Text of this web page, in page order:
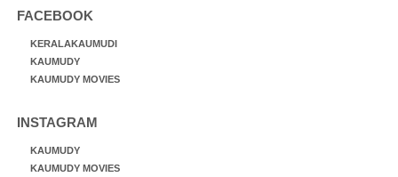
FACEBOOK
KERALAKAUMUDI
KAUMUDY
KAUMUDY MOVIES
INSTAGRAM
KAUMUDY
KAUMUDY MOVIES